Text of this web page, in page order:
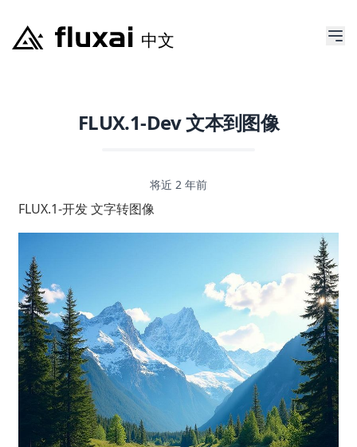
FLUX.1-Dev 文本到图像
将近 2 年前
FLUX.1-开发 文字转图像